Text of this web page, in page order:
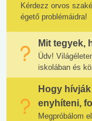
Kérdezz orvos
égető problémáidra!
Mit tegyek,
Üdv!
iskolában és
Hogy
enyhíteni,
Megpróbálom